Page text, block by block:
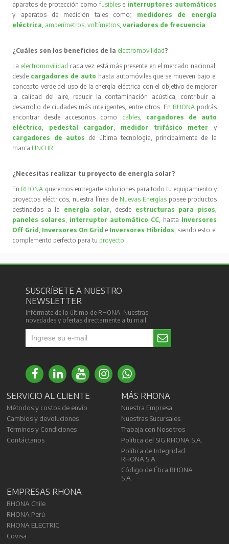
aparatos de protección comofusibles e interruptores automáticos
y aparatos de medición tales como; medidores de energía
eléctrica, amperímetros,voltímetros,variadores de frecuencia.
¿Cuáles son los beneficios de la electromovilidad ?
La electromovilidad cada vez está más presente en el mercado nacional,
desde cargadores de auto hasta automóviles que se mueven bajo el
concepto verde del uso de la energía eléctrica con el objetivo de mejorar
la calidad del aire, reducir la contaminación acústica, contribuir al
desarrollo de ciudades más inteligentes, entre otros. En RHONA podrás
encontrar desde accesorios como cables, cargadores de auto
eléctrico, pedestal cargador, medidor trifásico meter
y
cargadores de autos de última tecnología, principalmente de la
marca LINCHR.
¿Necesitas realizar tu proyecto de energía solar?
En RHONA queremos entregarte soluciones para todo tu equipamiento y
proyectos eléctricos, nuestra línea de Nuevas Energíasposee productos
destinados a la energía solar, desde estructuras para pisos,
paneles solares, interruptor automático CC, hasta Inversores
Off Grid, Inversores On Grid e Inversores Híbridos, siendo esto el
complemento perfecto para tu proyecto.
SUSCRÍBETE A NUESTRO
NEWSLETTER
Infórmate de lo último de RHONA. Nuestras
novedades y ofertas directamente a tu mail.
SERVICIO AL CLIENTE
Métodos y costos de envío
Cambios y devoluciones
Términos y Condiciones
Contáctanos
MÁS RHONA
Nuestra Empresa
Nuestras Sucursales
Trabaja con Nosotros
Política del SIG RHONA S.A.
Política de Integridad
RHONA S.A.
Código de Ética RHONA
S.A.
EMPRESAS RHONA
RHONA Chile
RHONA Perú
RHONA ELECTRIC
Covisa